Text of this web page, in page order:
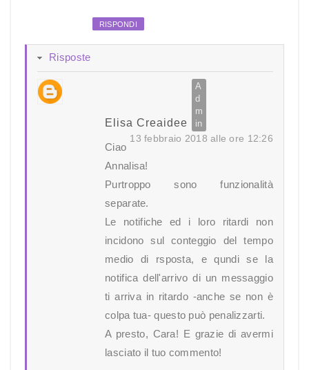
RISPONDI
Risposte
Elisa Creaidee
13 febbraio 2018 alle ore 12:26
Ciao
Annalisa!
Purtroppo sono funzionalità
separate.
Le notifiche ed i loro ritardi non
incidono sul conteggio del tempo
medio di rsposta, e qundi se la
notifica dell'arrivo di un messaggio
ti arriva in ritardo -anche se non è
colpa tua- questo può penalizzarti.
A presto, Cara! E grazie di avermi
lasciato il tuo commento!